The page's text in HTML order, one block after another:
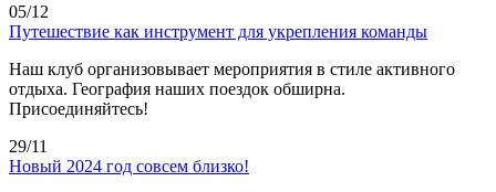
05/12
Путешествие как инструмент для укрепления команды
Наш клуб организовывает мероприятия в стиле активного
отдыха. География наших поездок обширна.
Присоединяйтесь!
29/11
Новый 2024 год совсем близко!